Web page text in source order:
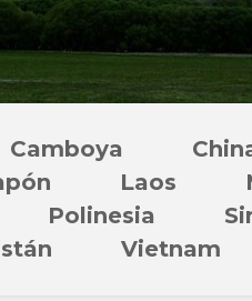
Camboya
Laos
Polinesia
Vietnam